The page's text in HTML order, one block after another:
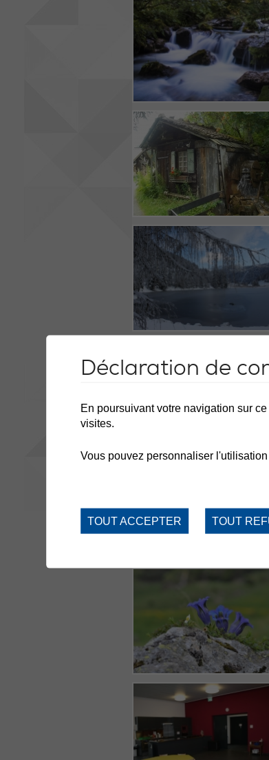
Déclaration de
En poursuivant votre navigation sur
visites.
Vous pouvez personnaliser
TOUT ACCEPTER TOUT